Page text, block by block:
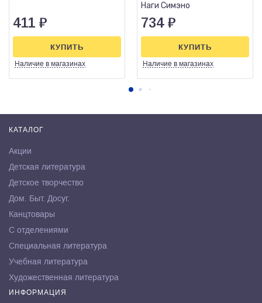
411 ₽
Наличие в магазинах
КУПИТЬ
Наги Симэно
734 ₽
Наличие в магазинах
КУПИТЬ
КАТАЛОГ
Акции
Детская литература
Детское творчество
Дом. Быт. Досуг.
Канцтовары
С отделениями
Специальная литература
Учебная литература
Художественная литература
ИНФОРМАЦИЯ